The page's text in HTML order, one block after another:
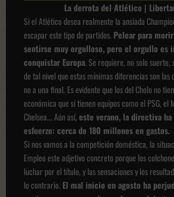
La derrota del Atlético |
Si el Atlético desea realmente la ansiada
escapar este tipo de partidos. Pelear para
sentirse muy orgulloso, pero el orgullo es
conquistar Europa. Se requiere, no solo
de tal nivel que estas mínimas diferencias son las
no a una final. Es evidente que los del Cholo no
económica que sí tienen equipos como el PSG, el
Chelsea... Aún así,este verano, la directiva
esfuerzo: cerca de 180 millones en gastos.
Si nos vamos a la competición doméstica, la
Empleo este adjetivo concreto porque los
luchar por el título, y las sensaciones y los
lo contrario. El mal inicio en agosto ha